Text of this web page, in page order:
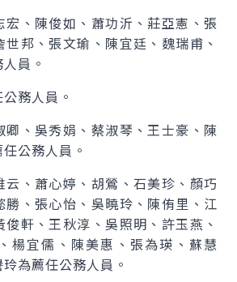
宏、陳俊如、蕭功沂、莊亞憲、張
邦、張文瑜、陳宜廷、魏瑞甫、
員。
務人員。
卿、吳秀娟、蔡淑琴、王士豪、陳
公務人員。
云、蕭心婷、胡鶯、石美珍、顏巧
勝、張心怡、吳曉玲、陳侑里、江
軒、王秋淳、吳照明、許玉燕、
楊宜儒、陳美惠、張為瑛、蘇慧
為薦任公務人員。